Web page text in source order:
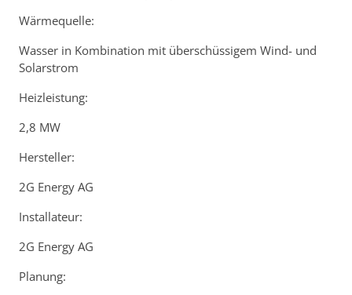
Wärmequelle:
Wasser in Kombination mit überschüssigem Wind- und
Solarstrom
Heizleistung:
2,8 MW
Hersteller:
2G Energy AG
Installateur:
2G Energy AG
Planung: